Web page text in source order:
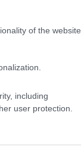
of the website
including
user protection.